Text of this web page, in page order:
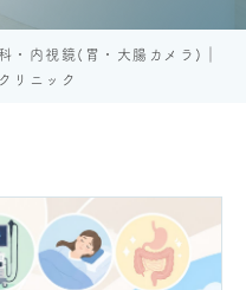
・内視鏡(胃・大腸カメラ)｜
リニック